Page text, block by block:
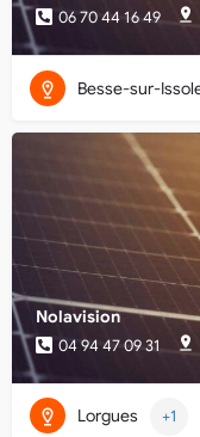
06 70 44 16 49
Besse-sur-
Nolavision
04 94 47 09 31
Lorgues +1